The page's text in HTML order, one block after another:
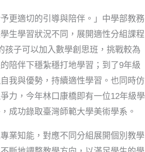
更適切的引導與陪伴。」中學部教務
生學習狀況不同，展開適性分組課程
孩子可以加入數學創思班，挑戰較為
陪伴下穩紮穩打地學習；到了9年級
我與優勢，持續適性學習。也同時仿
力，今年林口康橋即有一位12年級學
成功錄取臺灣師範大學美術學系。
業知能，對應不同分組展開個別教學